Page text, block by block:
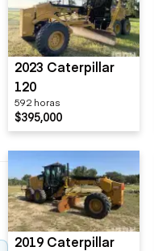
2023 Caterpillar
120
592 horas
$395,000
2019 Caterpillar